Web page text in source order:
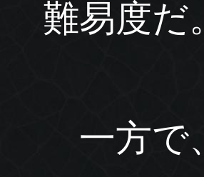
難易度だ
一方で